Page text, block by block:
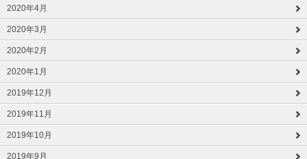
2020年4月
2020年3月
2020年2月
2020年1月
2019年12月
2019年11月
2019年10月
2019年9月